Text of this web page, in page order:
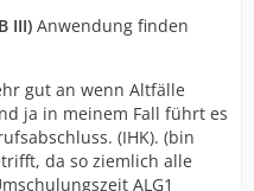
III) Anwendung finden
gut an wenn Altfälle
ja in meinem Fall führt es
(IHK). (bin
da so ziemlich alle
ALG1